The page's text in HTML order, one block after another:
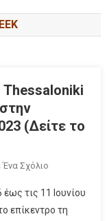
Thessaloniki
(Δείτε το
Σχόλιο
έως τις 11 Ιουνίου
επίκεντρο τη